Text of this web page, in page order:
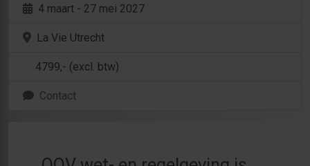
4 maart - 27 mei 2027
La Vie Utrecht
4799,- (excl. btw)
Contact